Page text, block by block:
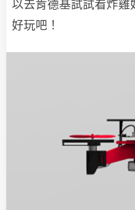
以去肯德基試試看炸雞
好玩吧！